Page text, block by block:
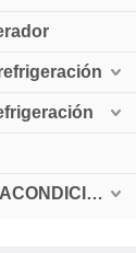
PIEZAS DE AIRE ACONDICIONADO AUTOMÁTICO